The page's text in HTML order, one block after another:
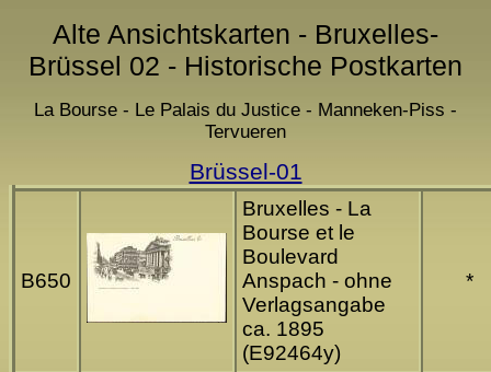
Alte Ansichtskarten - Bruxelles-
Brüssel 02 - Historische Postkarten
La Bourse - Le Palais du Justice - Manneken-Piss -
Tervueren
Brüssel-01
B650
Bruxelles - La
Bourse et le
Boulevard
Anspach - ohne
Verlagsangabe
ca. 1895
(E92464y)
*